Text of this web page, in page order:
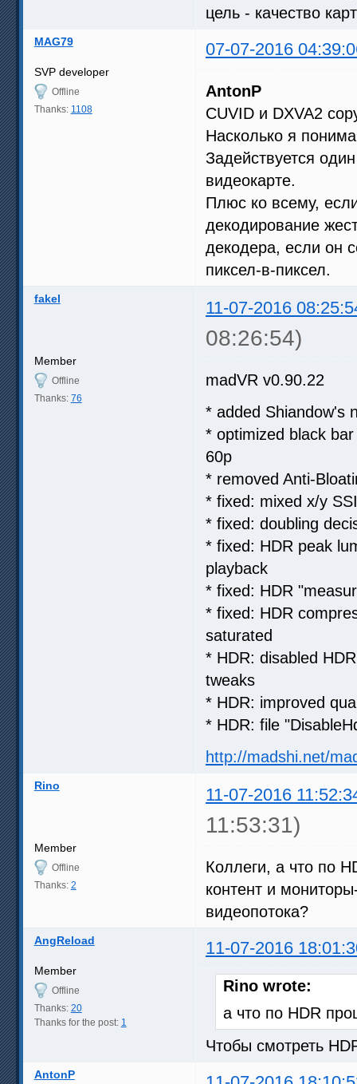
цель - качество
MAG79 07-07-2016
SVP developer
Offline
Thanks: 1108
AntonP
CUVID и DXVA2
Насколько я
Задействуется
видеокарте.
Плюс ко всему,
декодирование
декодера, если он
пиксел-в-пиксел.
fakel 11-07-2016
08:26:54)
Member
Offline
Thanks: 76
madVR v0.90.22
* added Shiandow's
* optimized black
60p
* removed Anti-
* fixed: mixed x/y
* fixed: doubling
* fixed: HDR peak
playback
* fixed: HDR
* fixed: HDR
saturated
* HDR: disabled
tweaks
* HDR: improved
* HDR: file
http://madshi.net/
Rino 11-07-2016
11:53:31)
Member
Offline
Thanks: 2
Коллеги, а что по
контент и
видеопотока?
AngReload 11-07-2016
Member
Offline
Thanks: 20
Thanks for the post: 1
Rino wrote:
а что по HDR
Чтобы смотреть
AntonP